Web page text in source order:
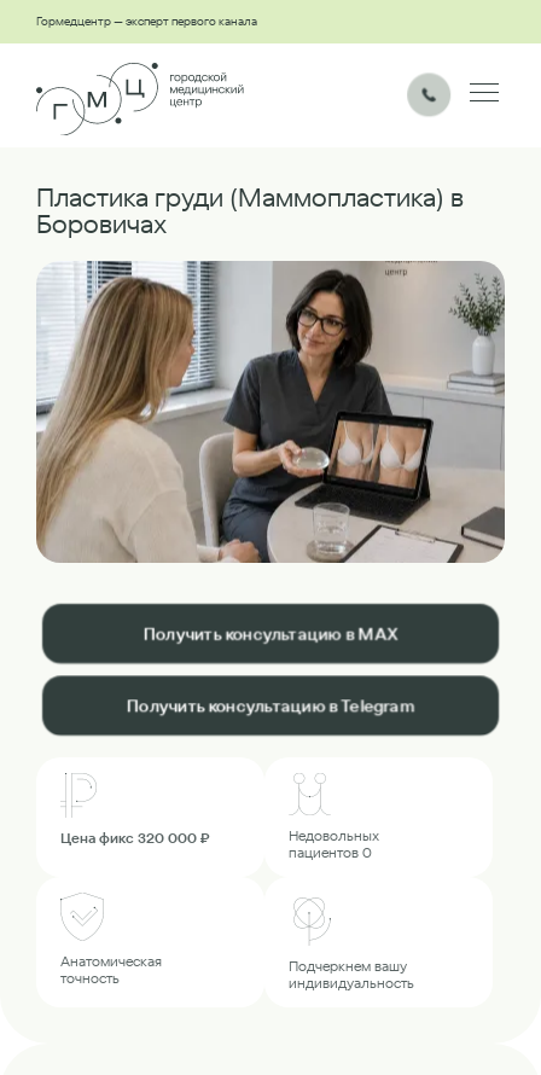
Гормедцентр — эксперт первого канала
Пластика груди (Маммопластика) в
Боровичах
Получить консультацию в MAX
Получить консультацию в Telegram
Цена фикс 320 000 ₽
Недовольных
пациентов 0
Анатомическая
точность
Подчеркнем вашу
индивидуальность